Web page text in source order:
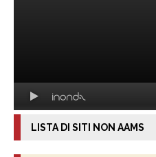
LISTA DI SITI NON AAMS